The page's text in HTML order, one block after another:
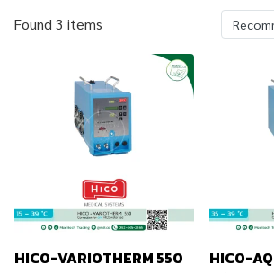
Found 3 items
HICO-VARIOTHERM 550 HICO-